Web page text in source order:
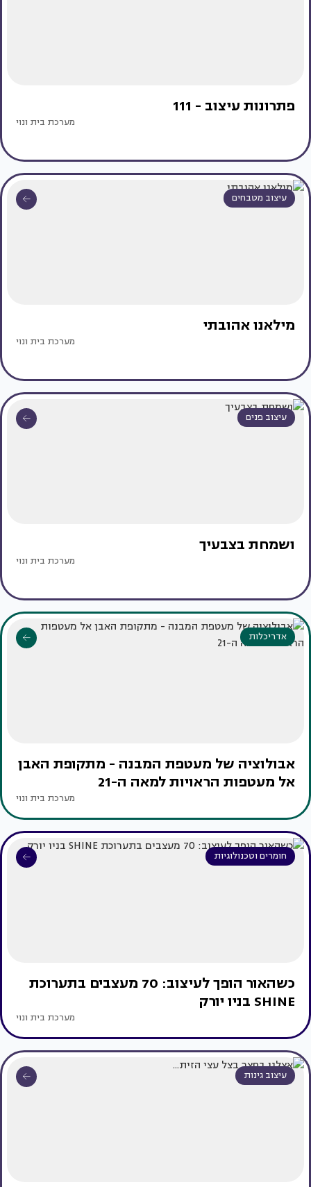
פתרונות עיצוב - 111
מערכת בית ונוי
עיצוב מטבחים
מילאנו אהובתי
מערכת בית ונוי
עיצוב פנים
ושמחת בצבעיך
מערכת בית ונוי
אדריכלות
אבולוציה של מעטפת המבנה - מתקופת האבן
אל מעטפות הראויות למאה ה-21
מערכת בית ונוי
חומרים וטכנולוגיות
כשהאור הופך לעיצוב: 70 מעצבים בתערוכת
SHINE בניו יורק
מערכת בית ונוי
עיצוב גינות